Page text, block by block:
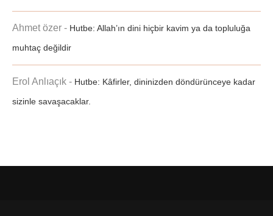
Ahmet özer - Hutbe: Allah’ın dini hiçbir kavim ya da topluluğa
muhtaç değildir
Erol Anlıaçık - Hutbe: Kâfirler, dininizden döndürünceye kadar
sizinle savaşacaklar.